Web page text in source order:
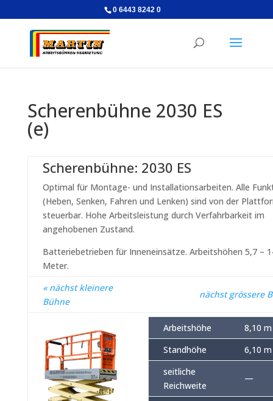
0 6443 8242 0
Scherenbühne 2030 ES
(e)
Scherenbühne: 2030 ES
Optimal für Montage- und Installationsarbeiten. Alle
(Heben, Senken, Fahren und Lenken) sind von der
steuerbar. Hohe Arbeitsleistung durch Verfahrbarkeit im
angehobenen Zustand.
Batteriebetrieben für Inneneinsätze. Arbeitshöhen 5,7 –
Meter.
« nächst kleinere
Bühne
nächst grössere
Arbeitshöhe
8,10 m
Standhöhe
6,10 m
seitliche
Reichweite
—